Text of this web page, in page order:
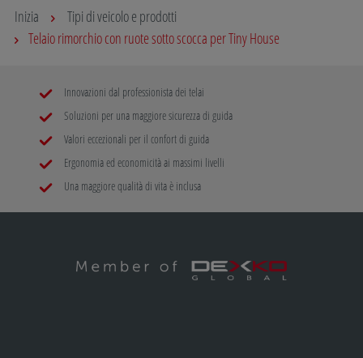
Inizia
Tipi di veicolo e prodotti
Telaio rimorchio con ruote sotto scocca per Tiny House
Innovazioni dal professionista dei telai
Soluzioni per una maggiore sicurezza di guida
Valori eccezionali per il confort di guida
Ergonomia ed economicità ai massimi livelli
Una maggiore qualità di vita è inclusa